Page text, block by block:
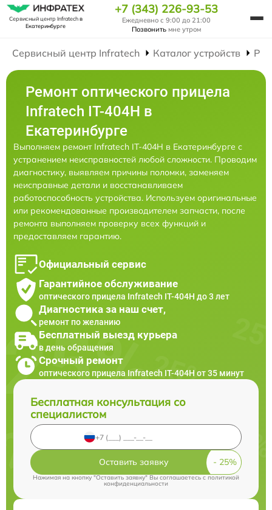
Сервисный центр Infratechв
Екатеринбурге
+7 (343) 226-93-53
Ежедневно с 9:00 до 21:00
Позвонить мне утром
Сервисный центр Infratech Каталог устройств
Ремонт оптического прицела
Infratech IT-404H в
Екатеринбурге
Выполняем ремонт Infratech IT-404H в Екатеринбурге с
устранением неисправностей любой сложности. Проводим
диагностику, выявляем причины поломки, заменяем
неисправные детали и восстанавливаем
работоспособность устройства. Используем оригинальные
или рекомендованные производителем запчасти, после
ремонта выполняем проверку всех функций и
предоставляем гарантию.
Официальный сервис
Гарантийное обслуживание
оптического прицела Infratech IT-404H до 3 лет
Диагностика за наш счет,
ремонт по желанию
Бесплатный выезд курьера
в день обращения
Срочный ремонт
оптического прицела Infratech IT-404H от 35 минут
Бесплатная консультация со
специалистом
Оставить заявку
Нажимая на кнопку "Оставить заявку" Вы соглашаетесь cполитикой
конфиденциальности